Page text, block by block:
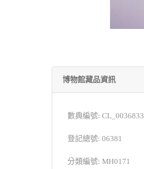
博物館藏品資訊
數典編號: CL_0036833
登記總號: 06381
分類編號: MH0171